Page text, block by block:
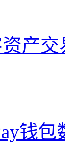
产
钱